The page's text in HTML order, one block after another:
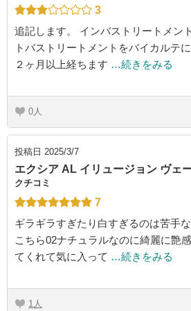
3
追記します。 インバストリートメン
トバストリートメントをバイカルテ
２ヶ月以上経ちます …続きをみる
0
投稿日 2025/3/7
エクシア AL イリュージョン ヴェ
クチコミ
7
ギラギラすぎたり白すぎるのは苦手な
こちら02ナチュラルなのに綺麗に艶
てくれて気に入って …続きをみる
1